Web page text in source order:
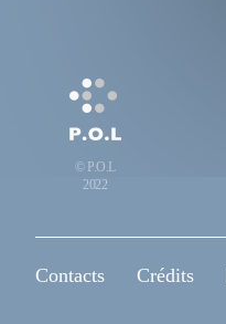
© P.O.L
2022
Contacts Crédits